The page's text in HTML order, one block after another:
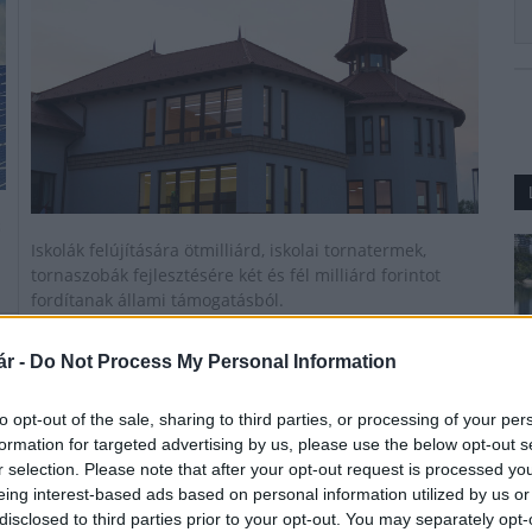
- Do Not Process My Personal Information
opt-out of the sale, sharing to third parties, or processing of your
for targeted advertising by us, please use the below opt-out
selection. Please note that after your opt-out request is processed
interest-based ads based on personal information utilized by us
to third parties prior to your opt-out. You may separately
Iskolák felújítására ötmilliárd, iskolai tornatermek,
tornaszobák fejlesztésére két és fél milliárd forintot
fordítanak állami támogatásból.
kialakítására lehet pályázni
2020.02.06
Pályázatok